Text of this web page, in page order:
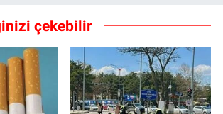
çekebilir